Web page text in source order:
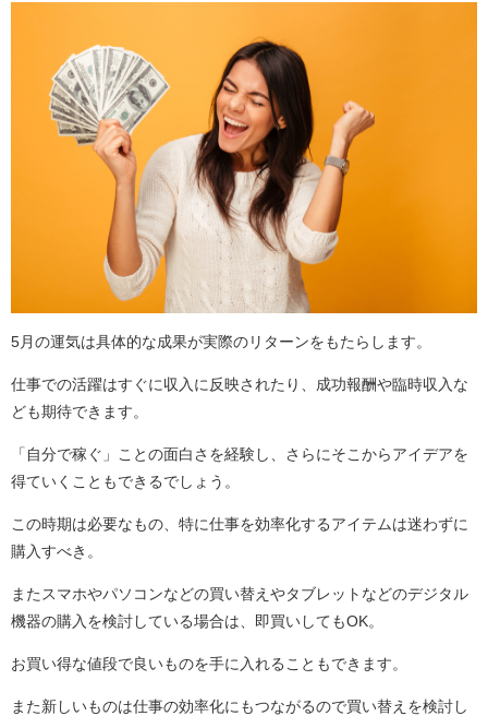
5月の運気は具体的な成果が実際のリターンをもたらします。
仕事での活躍はすぐに収入に反映されたり、成功報酬や臨時収入な
ども期待できます。
「自分で稼ぐ」ことの面白さを経験し、さらにそこからアイデアを
得ていくこともできるでしょう。
この時期は必要なもの、特に仕事を効率化するアイテムは迷わずに
購入すべき。
またスマホやパソコンなどの買い替えやタブレットなどのデジタル
機器の購入を検討している場合は、即買いしてもOK。
お買い得な値段で良いものを手に入れることもできます。
また新しいものは仕事の効率化にもつながるので買い替えを検討し